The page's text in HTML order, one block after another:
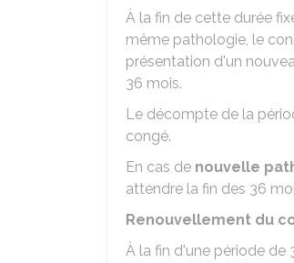
À la fin de cette durée
même pathologie, le
présentation d'un
36 mois.
Le décompte de la
congé.
En cas de nouvelle
attendre la fin des 36
Renouvellement du
À la fin d'une période de